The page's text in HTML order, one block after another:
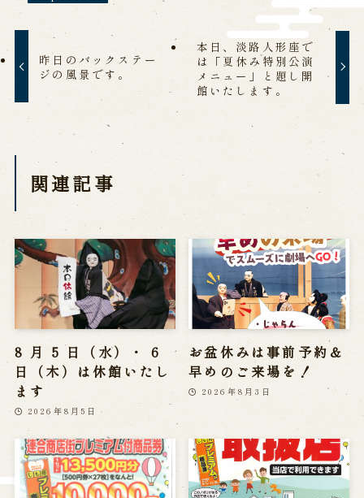
Opening Dates and Admission
Indoor Introduction
Contact Us
FAQ
Reservation
Online Reservation
Reservation via e-mail form
Phone Reservations
求人情報
※株式会社うずのくに南あわじの求人情報ページへ移動します
関連施設
昨日のバックステー
ジの風景です。
本日、淡路人形座で
は「夏休み特別公演
メニュー」と題し開
館いたします。
関連記事
8 月 5 日（水）・ 6
日（木）は休館いたし
ます
2026年8月5日
お盆休みは事前予約＆
早めのご来場を！
2026年8月3日